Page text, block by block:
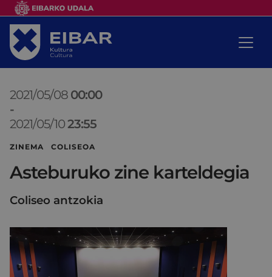
2021/05/08 00:00
-
2021/05/1023:55
ZINEMA COLISEOA
Asteburuko zine karteldegia
Coliseo antzokia